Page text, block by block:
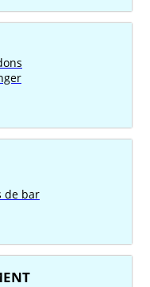
de bar